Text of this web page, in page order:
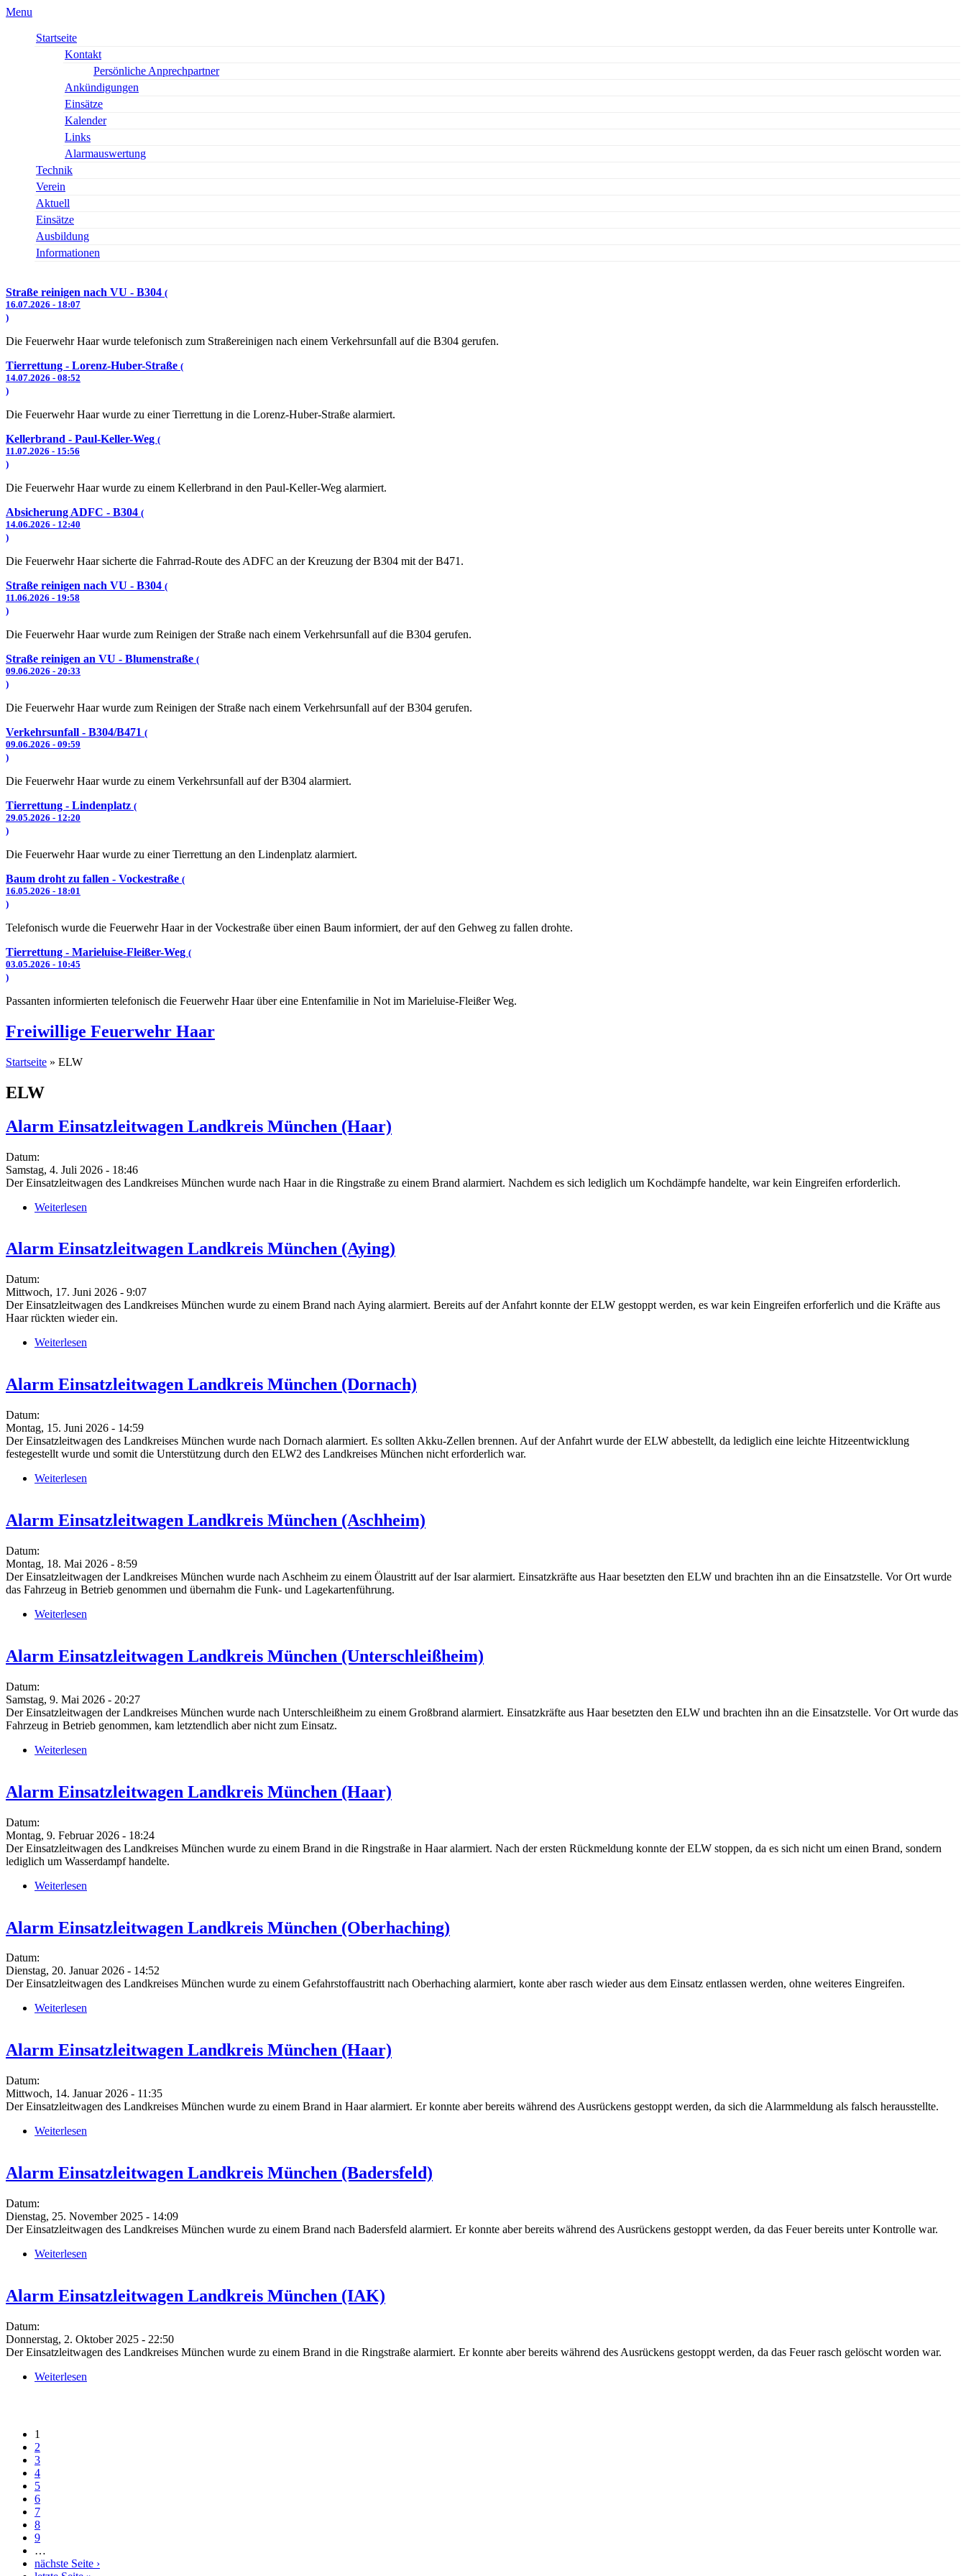
Menu
Startseite
Kontakt
Persönliche Anprechpartner
Ankündigungen
Einsätze
Kalender
Links
Alarmauswertung
Technik
Verein
Aktuell
Einsätze
Ausbildung
Informationen
Straße reinigen nach VU - B304 (
16.07.2026 - 18:07
)
Die Feuerwehr Haar wurde telefonisch zum Straßereinigen nach einem Verkehrsunfall auf die B304 gerufen.
Tierrettung - Lorenz-Huber-Straße (
14.07.2026 - 08:52
)
Die Feuerwehr Haar wurde zu einer Tierrettung in die Lorenz-Huber-Straße alarmiert.
Kellerbrand - Paul-Keller-Weg (
11.07.2026 - 15:56
)
Die Feuerwehr Haar wurde zu einem Kellerbrand in den Paul-Keller-Weg alarmiert.
Absicherung ADFC - B304 (
14.06.2026 - 12:40
)
Die Feuerwehr Haar sicherte die Fahrrad-Route des ADFC an der Kreuzung der B304 mit der B471.
Straße reinigen nach VU - B304 (
11.06.2026 - 19:58
)
Die Feuerwehr Haar wurde zum Reinigen der Straße nach einem Verkehrsunfall auf die B304 gerufen.
Straße reinigen an VU - Blumenstraße (
09.06.2026 - 20:33
)
Die Feuerwehr Haar wurde zum Reinigen der Straße nach einem Verkehrsunfall auf der B304 gerufen.
Verkehrsunfall - B304/B471 (
09.06.2026 - 09:59
)
Die Feuerwehr Haar wurde zu einem Verkehrsunfall auf der B304 alarmiert.
Tierrettung - Lindenplatz (
29.05.2026 - 12:20
)
Die Feuerwehr Haar wurde zu einer Tierrettung an den Lindenplatz alarmiert.
Baum droht zu fallen - Vockestraße (
16.05.2026 - 18:01
)
Telefonisch wurde die Feuerwehr Haar in der Vockestraße über einen Baum informiert, der auf den Gehweg zu fallen drohte.
Tierrettung - Marieluise-Fleißer-Weg (
03.05.2026 - 10:45
)
Passanten informierten telefonisch die Feuerwehr Haar über eine Entenfamilie in Not im Marieluise-Fleißer Weg.
Freiwillige Feuerwehr Haar
Startseite » ELW
ELW
Alarm Einsatzleitwagen Landkreis München (Haar)
Datum:
Samstag, 4. Juli 2026 - 18:46
Der Einsatzleitwagen des Landkreises München wurde nach Haar in die Ringstraße zu einem Brand alarmiert. Nachdem es sich lediglich um Kochdämpfe handelte, war kein Eingreifen erforderlich.
Weiterlesen
Alarm Einsatzleitwagen Landkreis München (Aying)
Datum:
Mittwoch, 17. Juni 2026 - 9:07
Der Einsatzleitwagen des Landkreises München wurde zu einem Brand nach Aying alarmiert. Bereits auf der Anfahrt konnte der ELW gestoppt werden, es war kein Eingreifen erforferlich und die Kräfte aus
Haar rückten wieder ein.
Weiterlesen
Alarm Einsatzleitwagen Landkreis München (Dornach)
Datum:
Montag, 15. Juni 2026 - 14:59
Der Einsatzleitwagen des Landkreises München wurde nach Dornach alarmiert. Es sollten Akku-Zellen brennen. Auf der Anfahrt wurde der ELW abbestellt, da lediglich eine leichte Hitzeentwicklung
festegestellt wurde und somit die Unterstützung durch den ELW2 des Landkreises München nicht erforderlich war.
Weiterlesen
Alarm Einsatzleitwagen Landkreis München (Aschheim)
Datum:
Montag, 18. Mai 2026 - 8:59
Der Einsatzleitwagen der Landkreises München wurde nach Aschheim zu einem Ölaustritt auf der Isar alarmiert. Einsatzkräfte aus Haar besetzten den ELW und brachten ihn an die Einsatzstelle. Vor Ort wurde
das Fahrzeug in Betrieb genommen und übernahm die Funk- und Lagekartenführung.
Weiterlesen
Alarm Einsatzleitwagen Landkreis München (Unterschleißheim)
Datum:
Samstag, 9. Mai 2026 - 20:27
Der Einsatzleitwagen der Landkreises München wurde nach Unterschleißheim zu einem Großbrand alarmiert. Einsatzkräfte aus Haar besetzten den ELW und brachten ihn an die Einsatzstelle. Vor Ort wurde das
Fahrzeug in Betrieb genommen, kam letztendlich aber nicht zum Einsatz.
Weiterlesen
Alarm Einsatzleitwagen Landkreis München (Haar)
Datum:
Montag, 9. Februar 2026 - 18:24
Der Einsatzleitwagen des Landkreises München wurde zu einem Brand in die Ringstraße in Haar alarmiert. Nach der ersten Rückmeldung konnte der ELW stoppen, da es sich nicht um einen Brand, sondern
lediglich um Wasserdampf handelte.
Weiterlesen
Alarm Einsatzleitwagen Landkreis München (Oberhaching)
Datum:
Dienstag, 20. Januar 2026 - 14:52
Der Einsatzleitwagen des Landkreises München wurde zu einem Gefahrstoffaustritt nach Oberhaching alarmiert, konte aber rasch wieder aus dem Einsatz entlassen werden, ohne weiteres Eingreifen.
Weiterlesen
Alarm Einsatzleitwagen Landkreis München (Haar)
Datum:
Mittwoch, 14. Januar 2026 - 11:35
Der Einsatzleitwagen des Landkreises München wurde zu einem Brand in Haar alarmiert. Er konnte aber bereits während des Ausrückens gestoppt werden, da sich die Alarmmeldung als falsch herausstellte.
Weiterlesen
Alarm Einsatzleitwagen Landkreis München (Badersfeld)
Datum:
Dienstag, 25. November 2025 - 14:09
Der Einsatzleitwagen des Landkreises München wurde zu einem Brand nach Badersfeld alarmiert. Er konnte aber bereits während des Ausrückens gestoppt werden, da das Feuer bereits unter Kontrolle war.
Weiterlesen
Alarm Einsatzleitwagen Landkreis München (IAK)
Datum:
Donnerstag, 2. Oktober 2025 - 22:50
Der Einsatzleitwagen des Landkreises München wurde zu einem Brand in die Ringstraße alarmiert. Er konnte aber bereits während des Ausrückens gestoppt werden, da das Feuer rasch gelöscht worden war.
Weiterlesen
1
2
3
4
5
6
7
8
9
…
nächste Seite ›